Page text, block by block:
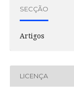
SECÇÃO
Artigos
LICENÇA